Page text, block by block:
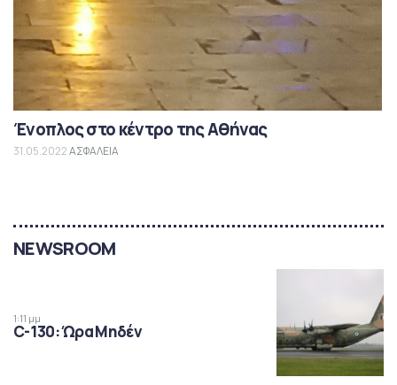
Ένοπλος στο κέντρο της Αθήνας
31.05.2022ΑΣΦΑΛΕΙΑ
NEWSROOM
1:11 μμ
C-130: Ώρα Μηδέν